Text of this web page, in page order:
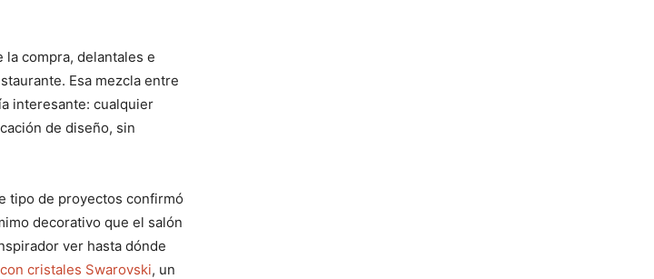
la compra, delantales e
Esa mezcla entre
interesante: cualquier
de diseño, sin
tipo de proyectos confirmó
decorativo que el salón
ver hasta dónde
cristales Swarovski, un